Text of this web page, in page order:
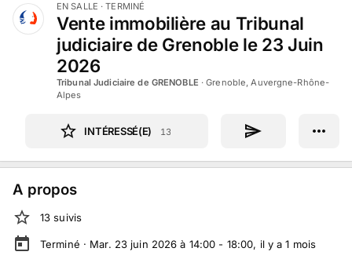
EN SALLE · TERMINÉ
Vente immobilière au Tribunal
judiciaire de Grenoble le 23 Juin
2026
Tribunal Judiciaire de GRENOBLE ·Grenoble, Auvergne-Rhône-
Alpes
INTÉRESSÉ(E) 13
A propos
13 suivis
Terminé · Mar. 23 juin 2026 à 14:00 - 18:00, il y a1 mois